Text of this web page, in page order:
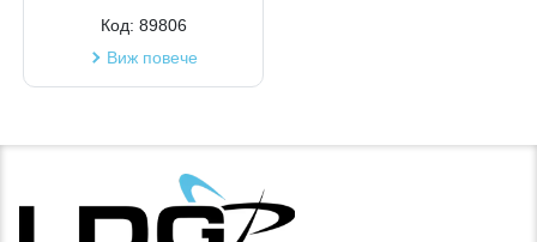
Код: 89806
Виж повече